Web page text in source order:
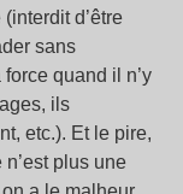
d’être
sans
quand il n’y
ils
etc.). Et le pire,
plus une